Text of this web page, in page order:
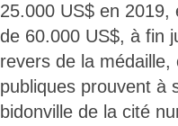
25.000 US$ en
de 60.000 US$, à fin
revers de la
publiques prouvent à
bidonville de la cité